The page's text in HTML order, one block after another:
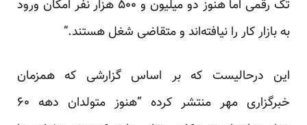
تک رقمی اما هنوز دو میلیون و ۵۰۰ هزار نفر امکان ورود
به بازار کار را نیافته‌اند و متقاضی شغل هستند.”
این درحالیست که بر اساس گزارشی که همزمان
خبرگزاری مهر
منتشر کرده “هنوز متولدان دهه ۶۰